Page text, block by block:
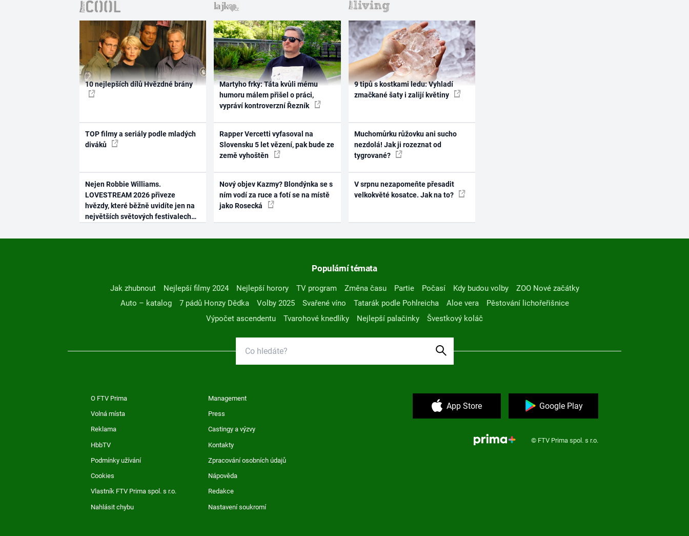
10 nejlepších dílů Hvězdné brány
TOP filmy a seriály podle mladých
diváků
Nejen Robbie Williams.
LOVESTREAM 2026 přiveze
hvězdy, které běžně uvidíte jen na
největších světových festivalech
Martyho frky: Táta kvůli mému
humoru málem přišel o práci,
vypráví kontroverzní Řezník
Rapper Vercetti vyfasoval na
Slovensku 5 let vězení, pak bude ze
země vyhoštěn
Nový objev Kazmy? Blondýnka se s
ním vodí za ruce a fotí se na místě
jako Rosecká
9 tipů s kostkami ledu: Vyhladí
zmačkané šaty i zalijí květiny
Muchomůrku růžovku ani sucho
nezdolá! Jak ji rozeznat od
tygrované?
V srpnu nezapomeňte přesadit
velkokvěté kosatce. Jak na to?
Populární témata
Jak zhubnout Nejlepší filmy 2024 Nejlepší horory TV program Změna času Partie Počasí Kdy budou volby
ZOO Nové začátky
Auto – katalog
7 pádů Honzy Dědka Volby 2025 Svařené víno Tatarák podle Pohlreicha Aloe vera
Pěstování lichořeřišnice
Výpočet ascendentu
Tvarohové knedlíky Nejlepší palačinky Švestkový koláč
O FTV Prima Management
Volná místa Press
Reklama Castingy a výzvy
HbbTV Kontakty
Podmínky užívání Zpracování osobních údajů
Cookies Nápověda
Vlastník FTV Prima spol. s r.o. Redakce
Nahlásit chybu Nastavení soukromí
App Store Google Play
© FTV Prima spol. s r.o.